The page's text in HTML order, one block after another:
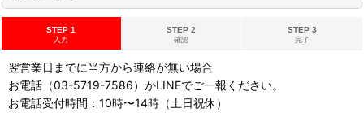
STEP 1
入力
STEP 2
確認
STEP 3
完了
翌営業日までに当方から連絡が無い場合
お電話（03-5719-7586）かLINEでご一報ください。
お電話受付時間：10時〜14時（土日祝休）